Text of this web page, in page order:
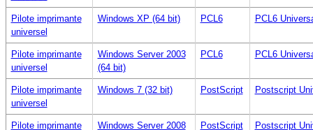
Pilote imprimante
universel
Windows XP (64 bit) PCL6 PCL6
Pilote imprimante
universel
Windows Server 2003
(64 bit)
PCL6 PCL6
Pilote imprimante
universel
Windows 7 (32 bit) PostScript Postscript
Pilote imprimante
Windows Server 2008
PostScript Postscript